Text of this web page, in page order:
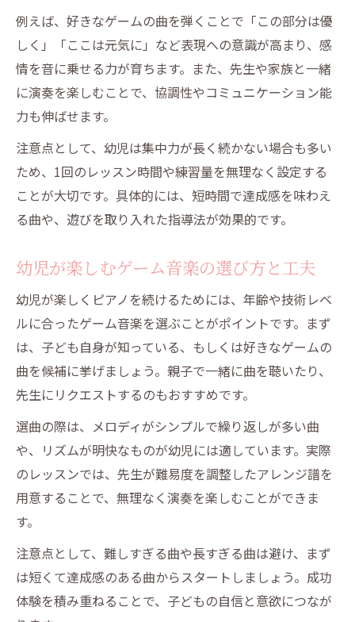
例えば、好きなゲームの曲を弾くことで「この部分は優
しく」「ここは元気に」など表現への意識が高まり、感
情を音に乗せる力が育ちます。また、先生や家族と一緒
に演奏を楽しむことで、協調性やコミュニケーション能
力も伸ばせます。
注意点として、幼児は集中力が長く続かない場合も多い
ため、1回のレッスン時間や練習量を無理なく設定する
ことが大切です。具体的には、短時間で達成感を味わえ
る曲や、遊びを取り入れた指導法が効果的です。
幼児が楽しむゲーム音楽の選び方と工夫
幼児が楽しくピアノを続けるためには、年齢や技術レベ
ルに合ったゲーム音楽を選ぶことがポイントです。まず
は、子ども自身が知っている、もしくは好きなゲームの
曲を候補に挙げましょう。親子で一緒に曲を聴いたり、
先生にリクエストするのもおすすめです。
選曲の際は、メロディがシンプルで繰り返しが多い曲
や、リズムが明快なものが幼児には適しています。実際
のレッスンでは、先生が難易度を調整したアレンジ譜を
用意することで、無理なく演奏を楽しむことができま
す。
注意点として、難しすぎる曲や長すぎる曲は避け、まず
は短くて達成感のある曲からスタートしましょう。成功
体験を積み重ねることで、子どもの自信と意欲につなが